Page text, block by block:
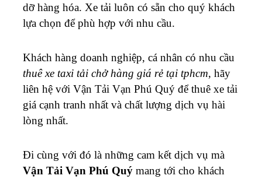
dỡ hàng hóa. Xe tải luôn có sẵn cho quý khách
lựa chọn để phù hợp với nhu cầu.
Khách hàng doanh nghiệp, cá nhân có nhu cầu
thuê xe taxi tải chở hàng giá rẻ tại tphcm, hãy
liên hệ với Vận Tải Vạn Phú Quý để thuê xe tải
giá cạnh tranh nhất và chất lượng dịch vụ hài
lòng nhất.
Đi cùng với đó là những cam kết dịch vụ mà
Vận Tải Vạn Phú Quý mang tới cho khách